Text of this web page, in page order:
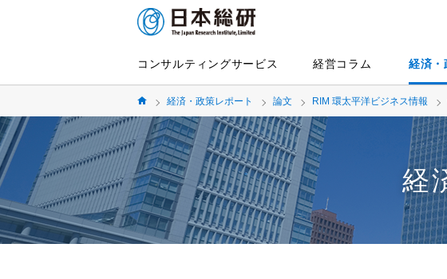
コンサルティングサービス 経営コラム 経済・
経済・政策レポート 論文 RIM 環太平洋ビジネス情報
経